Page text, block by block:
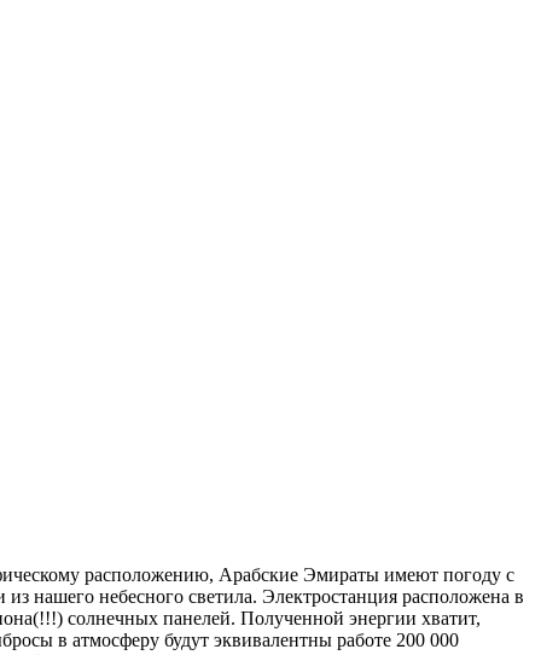
расположению, Арабские Эмираты имеют погоду с
нашего небесного светила. Электростанция расположена в
солнечных панелей. Полученной энергии хватит,
в атмосферу будут эквивалентны работе 200 000